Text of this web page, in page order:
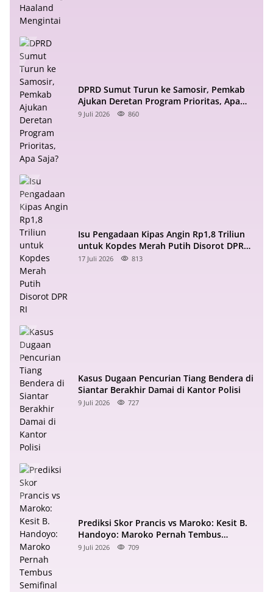
DPRD Sumut Turun ke Samosir, Pemkab
Ajukan Deretan Program Prioritas, Apa
Saja?
9 Juli 2026 860
Isu Pengadaan Kipas Angin Rp1,8 Triliun
untuk Kopdes Merah Putih Disorot DPR
RI
17 Juli 2026 813
Kasus Dugaan Pencurian Tiang Bendera di
Siantar Berakhir Damai di Kantor Polisi
9 Juli 2026 727
Prediksi Skor Prancis vs Maroko: Kesit B.
Handoyo: Maroko Pernah Tembus
Semifinal 2022
9 Juli 2026 709